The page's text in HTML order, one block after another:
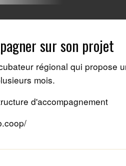
sur son projet
régional qui propose
mois.
d'accompagnement